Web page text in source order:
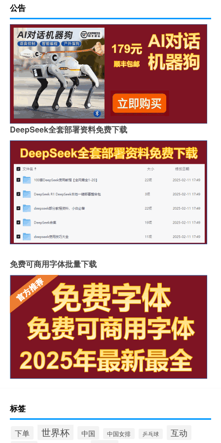
公告
DeepSeek全套部署资料免费下载
免费可商用字体批量下载
标签
下单 世界杯 中国 中国女排 乒乓球 互动